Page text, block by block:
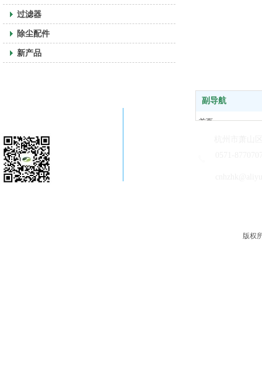
过滤器
除尘配件
新产品
副导航
首页
版权